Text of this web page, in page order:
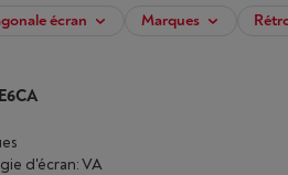
écran Marques
d'écran: VA